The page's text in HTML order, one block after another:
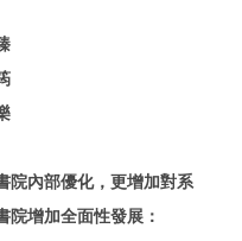
內部優化，更增加對系
院增加全面性發展：